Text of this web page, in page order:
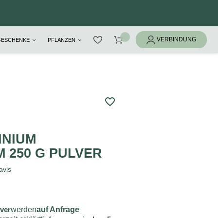
PFLANZEN
favorite_border
250 G PULVER
werdenauf Anfrage